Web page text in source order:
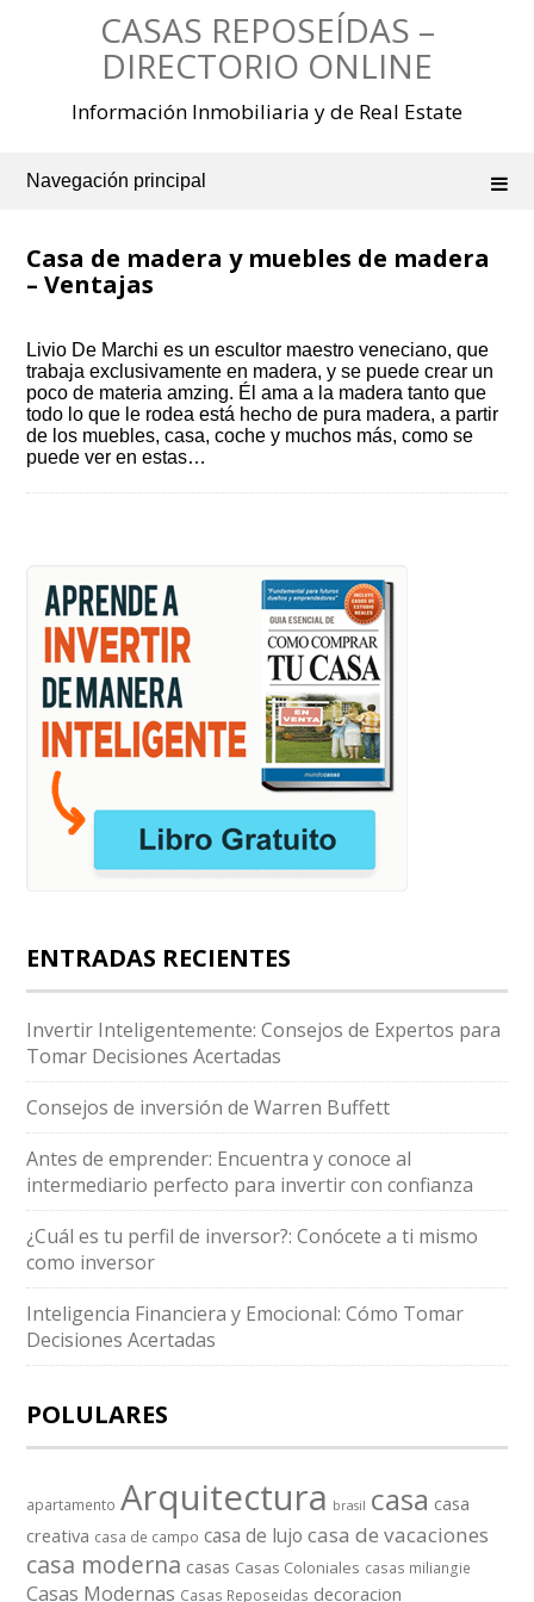
CASAS REPOSEÍDAS –
DIRECTORIO ONLINE
Información Inmobiliaria y de Real Estate
Navegación principal
Casa de madera y muebles de madera
– Ventajas
Livio De Marchi es un escultor maestro veneciano, que
trabaja exclusivamente en madera, y se puede crear un
poco de materia amzing. Él ama a la madera tanto que
todo lo que le rodea está hecho de pura madera, a partir
de los muebles, casa, coche y muchos más, como se
puede ver en estas…
ENTRADAS RECIENTES
Invertir Inteligentemente: Consejos de Expertos para
Tomar Decisiones Acertadas
Consejos de inversión de Warren Buffett
Antes de emprender: Encuentra y conoce al
intermediario perfecto para invertir con confianza
¿Cuál es tu perfil de inversor?: Conócete a ti mismo
como inversor
Inteligencia Financiera y Emocional: Cómo Tomar
Decisiones Acertadas
POLULARES
apartamento Arquitectura brasil casa casa
creativa casa de campo casa de lujo casa de vacaciones
casa moderna casas Casas Coloniales casas miliangie
Casas Modernas Casas Reposeidas decoracion